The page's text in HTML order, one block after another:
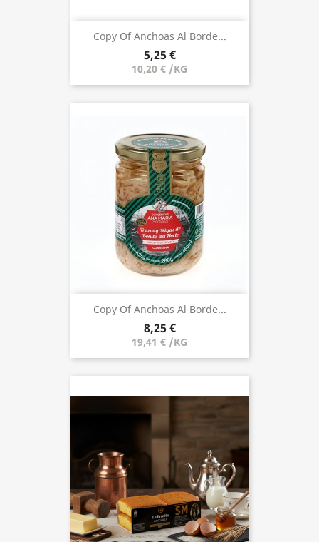
Copy Of Anchoas Al Borde...
5,25 €
10,20 € /KG
Copy Of Anchoas Al Borde...
8,25 €
19,41 € /KG